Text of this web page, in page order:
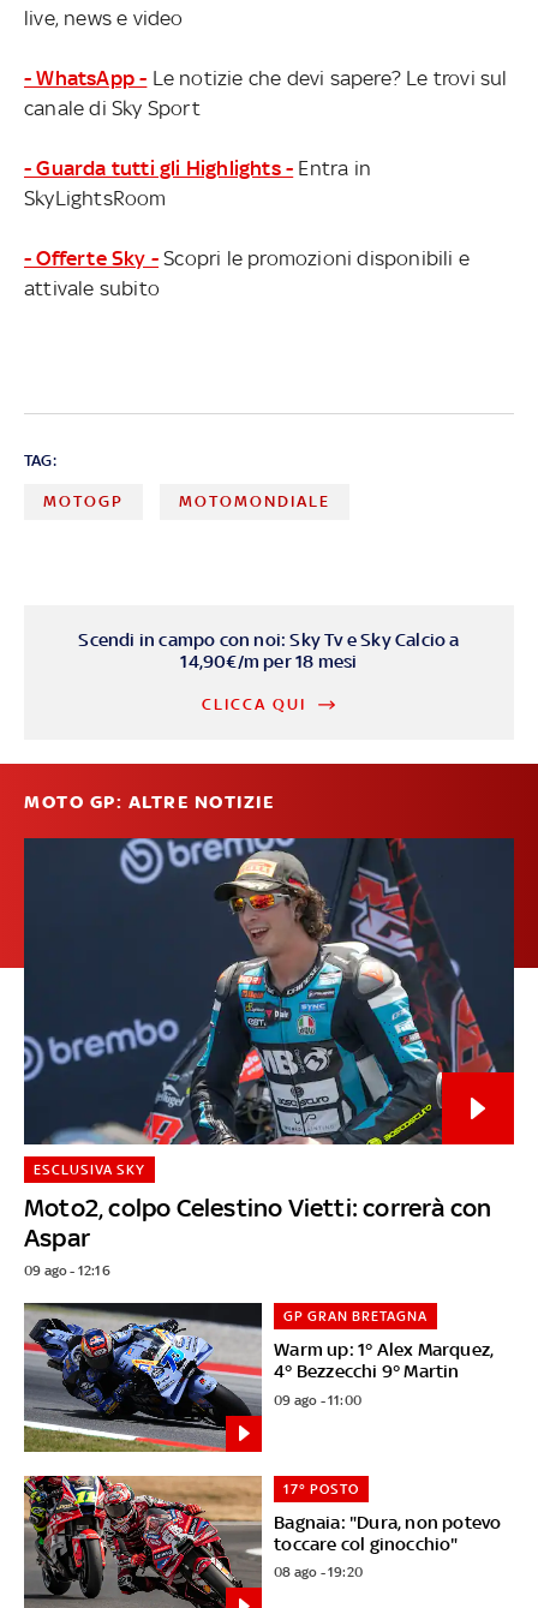
live, news e video
- WhatsApp - Le notizie che devi sapere? Le trovi sul
canale di Sky Sport
- Guarda tutti gli Highlights - Entra in
SkyLightsRoom
- Offerte Sky - Scopri le promozioni disponibili e
attivale subito
TAG:
MOTOGP MOTOMONDIALE
Scendi in campo con noi: Sky Tv e Sky Calcio a
14,90€/m per 18 mesi
CLICCA QUI
MOTO GP: ALTRE NOTIZIE
Moto2, colpo Celestino Vietti: correrà con
Aspar
ESCLUSIVA SKY
09 ago - 12:16
Warm up: 1° Alex Marquez,
4° Bezzecchi 9° Martin
GP GRAN BRETAGNA
09 ago - 11:00
Bagnaia: "Dura, non potevo
toccare col ginocchio"
17° POSTO
08 ago - 19:20